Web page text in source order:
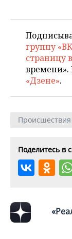
ONLINE-
ОТКРЫТАЯ
ХОККЕЙ
БАСКЕТБОЛ
ВОЛЕЙБОЛ
ФИГУРНОЕ
ХОККЕЙ С
ВЛАСТЬ
ИСТОРИЯ
МЕДИЦИНА
СЮЖЕТЫ
СПРАВОЧНИК
СПИСОК
ПОЛНАЯ
группу
страницу
«Дзене».
Происшествия
Поделитесь в